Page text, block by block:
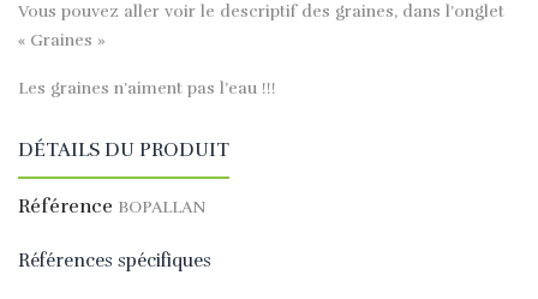
Vous pouvez aller voir le descriptif des graines, dans l’onglet
« Graines »
Les graines n’aiment pas l’eau !!!
DÉTAILS DU PRODUIT
Référence BOPALLAN
Références spécifiques